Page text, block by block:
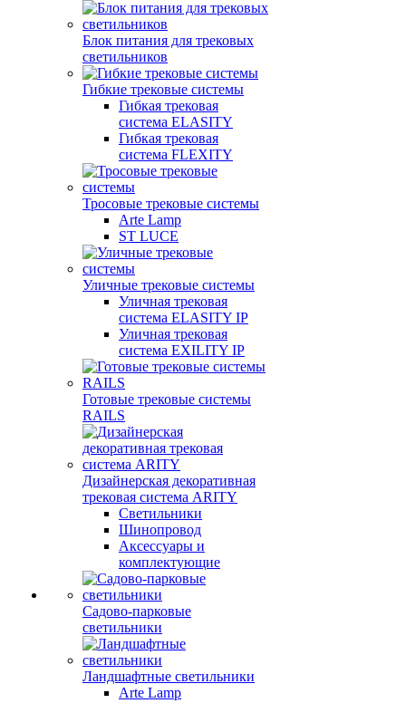
Блок питания для трековых
светильников
Гибкие трековые системы
Гибкая трековая
система ELASITY
Гибкая трековая
система FLEXITY
Тросовые трековые системы
Arte Lamp
ST LUCE
Уличные трековые системы
Уличная трековая
система ELASITY IP
Уличная трековая
система EXILITY IP
Готовые трековые системы
RAILS
Дизайнерская декоративная
трековая система ARITY
Светильники
Шинопровод
Аксессуары и
комплектующие
Садово-парковые
светильники
Ландшафтные светильники
Arte Lamp